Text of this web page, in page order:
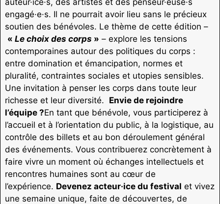
engagé·e·s. Il ne pourrait avoir lieu sans le précieux
soutien des bénévoles. Le thème de cette édition –
« Le choix des corps » – explore les tensions
contemporaines autour des politiques du corps :
entre domination et émancipation, normes et
pluralité, contraintes sociales et utopies sensibles.
Une invitation à penser les corps dans toute leur
richesse et leur diversité. Envie de rejoindre
l’équipe ?En tant que bénévole, vous participerez à
l’accueil et à l’orientation du public, à la logistique, au
contrôle des billets et au bon déroulement général
des événements. Vous contribuerez concrètement à
faire vivre un moment où échanges intellectuels et
rencontres humaines sont au cœur de
l’expérience. Devenez acteur·ice du festival et vivez
une semaine unique, faite de découvertes, de